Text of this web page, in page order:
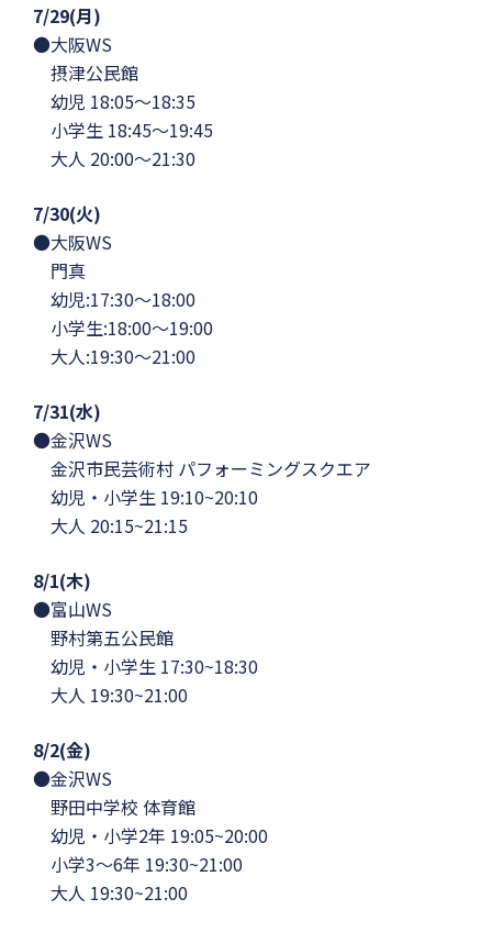
7/29(月)
●大阪WS
摂津公民館
幼児 18:05〜18:35
小学生 18:45〜19:45
大人 20:00〜21:30
7/30(火)
●大阪WS
門真
幼児:17:30〜18:00
小学生:18:00〜19:00
大人:19:30〜21:00
7/31(水)
●金沢WS
金沢市民芸術村 パフォーミングスクエア
幼児・小学生 19:10~20:10
大人 20:15~21:15
8/1(木)
●富山WS
野村第五公民館
幼児・小学生 17:30~18:30
大人 19:30~21:00
8/2(金)
●金沢WS
野田中学校 体育館
幼児・小学2年 19:05~20:00
小学3〜6年 19:30~21:00
大人 19:30~21:00